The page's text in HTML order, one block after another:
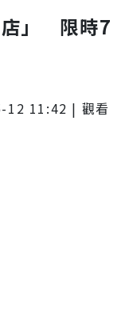
店」 限時7
12 11:42 | 觀看